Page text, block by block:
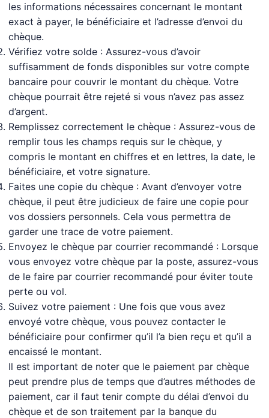
les informations nécessaires concernant le montant
exact à payer, le bénéficiaire et l’adresse d’envoi du
chèque.
Vérifiez votre solde : Assurez-vous d’avoir
suffisamment de fonds disponibles sur votre compte
bancaire pour couvrir le montant du chèque. Votre
chèque pourrait être rejeté si vous n’avez pas assez
d’argent.
Remplissez correctement le chèque : Assurez-vous de
remplir tous les champs requis sur le chèque, y
compris le montant en chiffres et en lettres, la date, le
bénéficiaire, et votre signature.
Faites une copie du chèque : Avant d’envoyer votre
chèque, il peut être judicieux de faire une copie pour
vos dossiers personnels. Cela vous permettra de
garder une trace de votre paiement.
Envoyez le chèque par courrier recommandé : Lorsque
vous envoyez votre chèque par la poste, assurez-vous
de le faire par courrier recommandé pour éviter toute
perte ou vol.
Suivez votre paiement : Une fois que vous avez
envoyé votre chèque, vous pouvez contacter le
bénéficiaire pour confirmer qu’il l’a bien reçu et qu’il a
encaissé le montant.
Il est important de noter que le paiement par chèque
peut prendre plus de temps que d’autres méthodes de
paiement, car il faut tenir compte du délai d’envoi du
chèque et de son traitement par la banque du